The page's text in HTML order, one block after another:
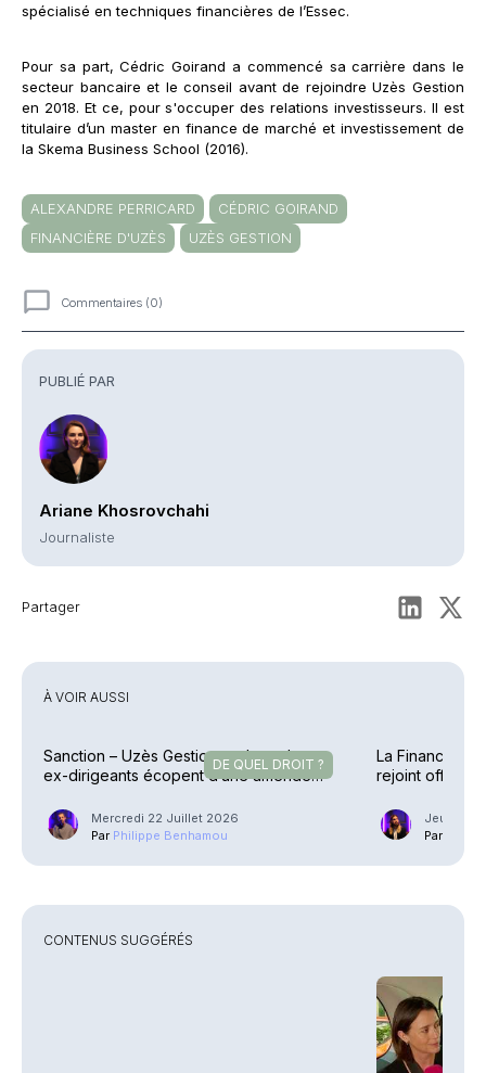
PUBLIÉ PAR
Ariane Khosrovchahi
Journaliste
Partager
spécialisé en techniques financières de l’Essec.
Pour sa part, Cédric Goirand a commencé sa carrière dans le
secteur bancaire et le conseil avant de rejoindre Uzès Gestion
en 2018. Et ce, pour s'occuper des relations investisseurs. Il est
titulaire d’un master en finance de marché et investissement de
la Skema Business School (2016).
ALEXANDRE PERRICARD
CÉDRIC GOIRAND
FINANCIÈRE D'UZÈS
UZÈS GESTION
Commentaires (0)
À VOIR AUSSI
DE QUEL DROIT ?
Sanction – Uzès Gestion et deux de ses
ex-dirigeants écopent d’une amende
Mercredi 22 Juillet 2026
Par Philippe Benhamou
La Financière
rejoint
Jeudi 4
Par
CONTENUS SUGGÉRÉS